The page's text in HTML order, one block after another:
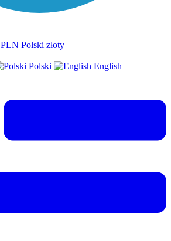
PLN Polski złoty
Polski English